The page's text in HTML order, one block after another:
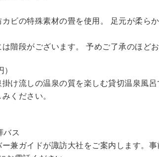
ビの特殊素材の畳を使用。 足元が柔ら
階段がございます。 予めご了承のほどお
）
け流しの温泉の質を楽しむ貸切温泉風
ください。
バス
兼ガイドが諏訪大社をご案内します。 事